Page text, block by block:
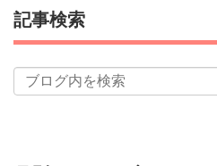
記事検索